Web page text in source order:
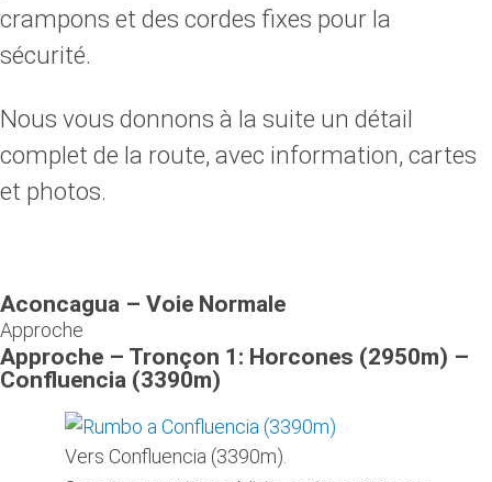
crampons et des cordes fixes pour la
sécurité.
Nous vous donnons à la suite un détail
complet de la route, avec information, cartes
et photos.
Aconcagua – Voie Normale
Approche
Approche – Tronçon 1: Horcones (2950m) –
Confluencia (3390m)
Vers Confluencia (3390m).